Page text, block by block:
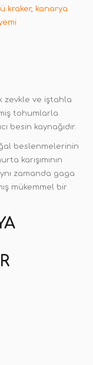
kraker, kanarya
zevkle ve iştahla
tohumlarla
besin kaynağıdır.
beslenmelerinin
karışımının
zamanda gaga
mükemmel bir